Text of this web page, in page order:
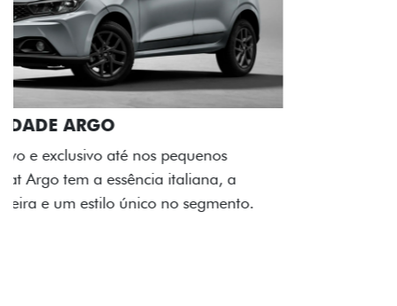
ACABAMENTO E DESIGN INTERNO
A flag italiana e o novo logo Fiat também aparecem
no interior do carro, que possui acabamento
impecável e detalhes escurecidos.